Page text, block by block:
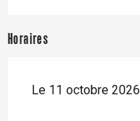
Horaires
Le 11 octobre 2026